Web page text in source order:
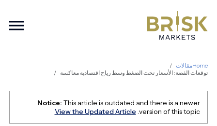
Homeمقالات
توقعات الفضة: الأسعار تحت الضغط وسط رياح اقتصادية معاكسة
Notice: This article is outdated and there is a newer
version of this topic.
View the Updated Article